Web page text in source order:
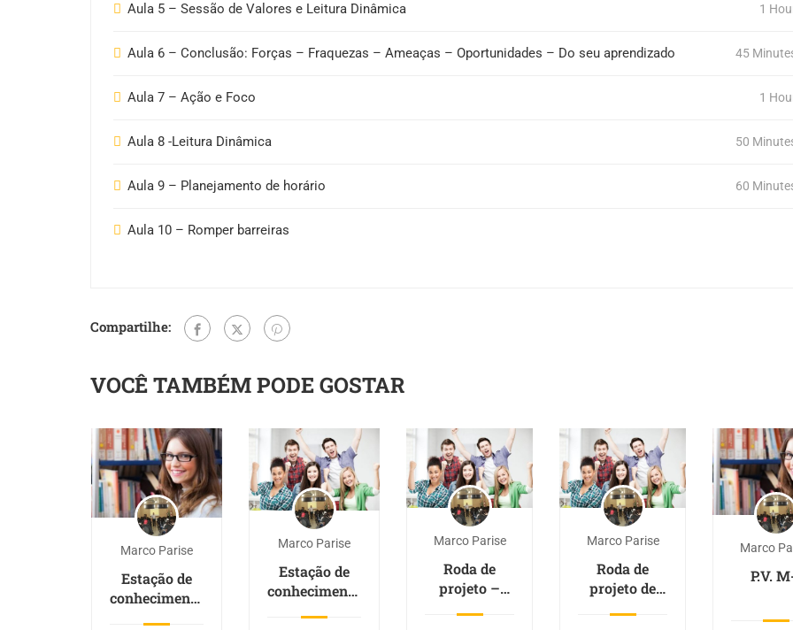
Aula 5 – Sessão de Valores e Leitura Dinâmica 1
Aula 6 – Conclusão: Forças – Fraquezas – Ameaças – Oportunidades – Do seu aprendizado 45
Aula 7 – Ação e Foco 1
Aula 8 -Leitura Dinâmica 50
Aula 9 – Planejamento de horário 60
Aula 10 – Romper barreiras
Compartilhe:
VOCÊ TAMBÉM PODE GOSTAR
Marco Parise
Estação de
conhecimento
Marco Parise
Estação de
conhecimento
Marco Parise
Roda de
projeto –
Marco Parise
Roda de
projeto de
Marco
P.V.